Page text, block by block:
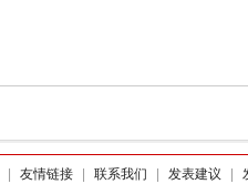
友情链接 联系我们 发表建议